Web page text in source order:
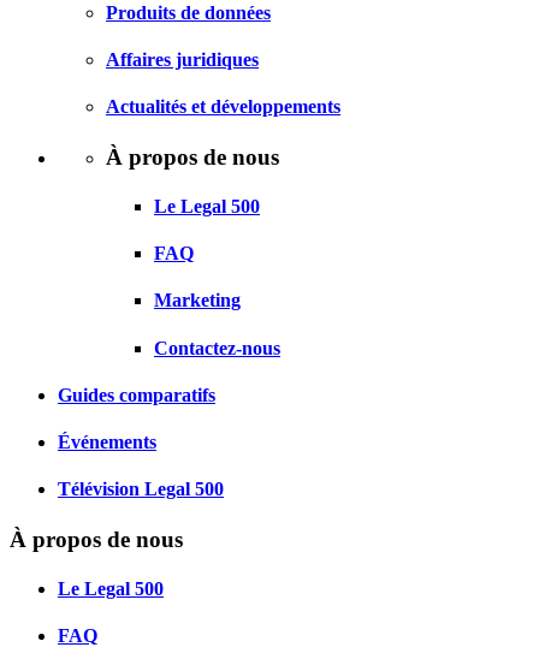
Produits de données
Affaires juridiques
Actualités et développements
À propos de nous
Le Legal 500
FAQ
Marketing
Contactez-nous
Guides comparatifs
Événements
Télévision Legal 500
À propos de nous
Le Legal 500
FAQ